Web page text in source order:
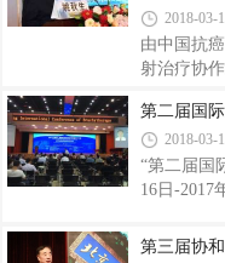
2018-03-
由中国抗
射治疗协
日-11月5
有限公司(
席了此次
第二届国
2018-03-
“第二届国
16日-2017
第三届协